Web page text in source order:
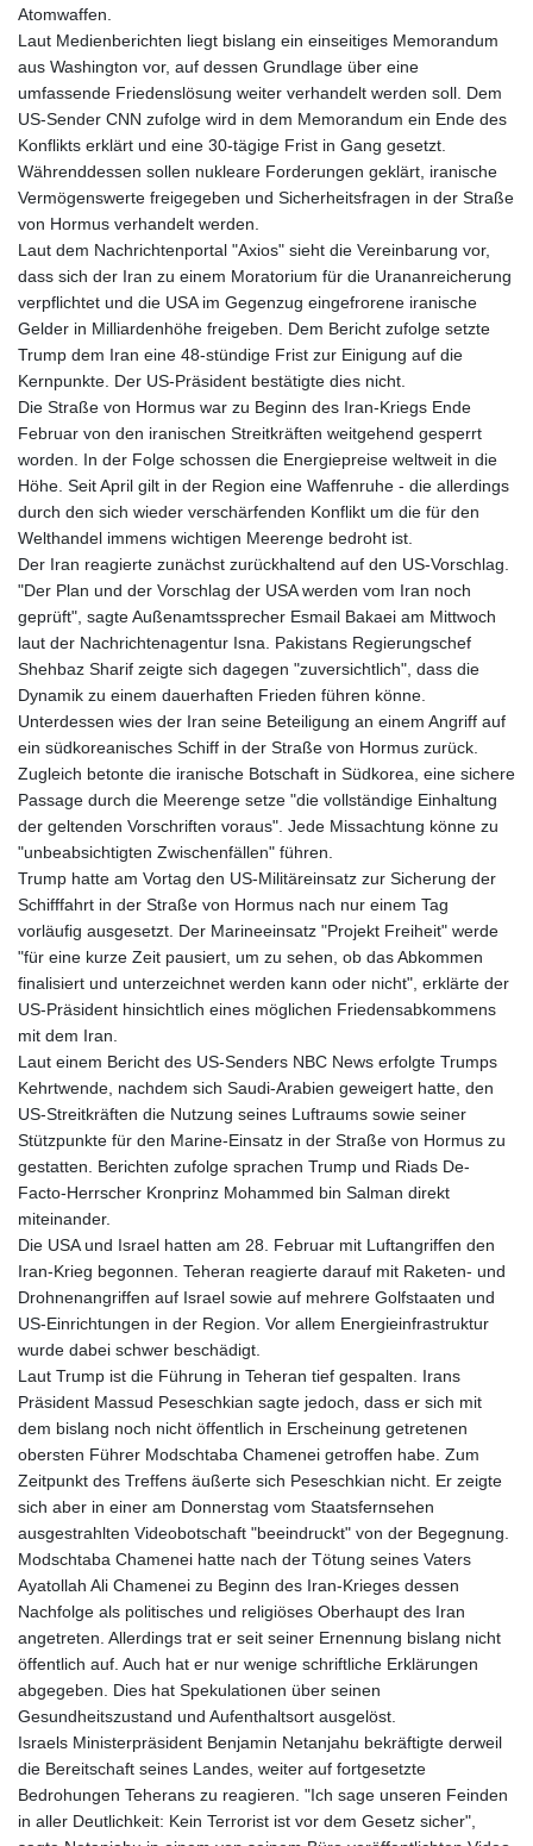
ILS 3.463666
IMP 0.857346
INR 109.83378
IQD 1510.89449
IRR
1585920.982023
ISK 142.572116
JMD 183.168441
JOD 0.817863
JPY 182.641857
KES 149.279328
KGS 100.875887
KHR
4684.773512
KMF 492.554315
KRW 1633.35962
KWD 0.3563
KYD 0.961169
KZT 540.560026
LAK
26041.078389
LBP
103284.103894
LKR 386.869037
LRD 208.186862
LSL 18.737893
LTL 3.406053
LVL 0.697755
LYD 7.336566
MAD 10.74989
MDL 20.056874
MGA
4921.849865
MKD 61.568318
MMK
2421.882171
MNT
MOP 9.32038
MRU 46.367858
MUR 54.296451
MVR 17.833845
MWK
1999.984044
MYR 4.718133
MZN 73.706953
NAD 18.737893
NGN
NIO 42.444576
NOK 10.973636
NPR 175.604157
NZD 1.964801
OMR 0.443526
PAB 1.153368
PEN 3.906131
PGK 5.097172
PHP 70.205705
PKR 320.207872
PLN 4.297507
PYG
6858.268371
QAR 4.216324
RON 5.25165
RSD 117.335195
RUB 94.993023
RWF 1696.00408
Atomwaffen.
Laut Medienberichten liegt bislang ein einseitiges Memorandum
aus Washington vor, auf dessen Grundlage über eine
umfassende Friedenslösung weiter verhandelt werden soll. Dem
US-Sender CNN zufolge wird in dem Memorandum ein Ende des
Konflikts erklärt und eine 30-tägige Frist in Gang gesetzt.
Währenddessen sollen nukleare Forderungen geklärt, iranische
Vermögenswerte freigegeben und Sicherheitsfragen in der Straße
von Hormus verhandelt werden.
Laut dem Nachrichtenportal "Axios" sieht die Vereinbarung vor,
dass sich der Iran zu einem Moratorium für die Urananreicherung
verpflichtet und die USA im Gegenzug eingefrorene iranische
Gelder in Milliardenhöhe freigeben. Dem Bericht zufolge setzte
Trump dem Iran eine 48-stündige Frist zur Einigung auf die
Kernpunkte. Der US-Präsident bestätigte dies nicht.
Die Straße von Hormus war zu Beginn des Iran-Kriegs Ende
Februar von den iranischen Streitkräften weitgehend gesperrt
worden. In der Folge schossen die Energiepreise weltweit in die
Höhe. Seit April gilt in der Region eine Waffenruhe - die allerdings
durch den sich wieder verschärfenden Konflikt um die für den
Welthandel immens wichtigen Meerenge bedroht ist.
Der Iran reagierte zunächst zurückhaltend auf den US-Vorschlag.
"Der Plan und der Vorschlag der USA werden vom Iran noch
geprüft", sagte Außenamtssprecher Esmail Bakaei am Mittwoch
laut der Nachrichtenagentur Isna. Pakistans Regierungschef
Shehbaz Sharif zeigte sich dagegen "zuversichtlich", dass die
Dynamik zu einem dauerhaften Frieden führen könne.
Unterdessen wies der Iran seine Beteiligung an einem Angriff auf
ein südkoreanisches Schiff in der Straße von Hormus zurück.
Zugleich betonte die iranische Botschaft in Südkorea, eine sichere
Passage durch die Meerenge setze "die vollständige Einhaltung
der geltenden Vorschriften voraus". Jede Missachtung könne zu
"unbeabsichtigten Zwischenfällen" führen.
Trump hatte am Vortag den US-Militäreinsatz zur Sicherung der
Schifffahrt in der Straße von Hormus nach nur einem Tag
vorläufig ausgesetzt. Der Marineeinsatz "Projekt Freiheit" werde
"für eine kurze Zeit pausiert, um zu sehen, ob das Abkommen
finalisiert und unterzeichnet werden kann oder nicht", erklärte der
US-Präsident hinsichtlich eines möglichen Friedensabkommens
mit dem Iran.
Laut einem Bericht des US-Senders NBC News erfolgte Trumps
Kehrtwende, nachdem sich Saudi-Arabien geweigert hatte, den
US-Streitkräften die Nutzung seines Luftraums sowie seiner
Stützpunkte für den Marine-Einsatz in der Straße von Hormus zu
gestatten. Berichten zufolge sprachen Trump und Riads De-
Facto-Herrscher Kronprinz Mohammed bin Salman direkt
miteinander.
Die USA und Israel hatten am 28. Februar mit Luftangriffen den
Iran-Krieg begonnen. Teheran reagierte darauf mit Raketen- und
Drohnenangriffen auf Israel sowie auf mehrere Golfstaaten und
US-Einrichtungen in der Region. Vor allem Energieinfrastruktur
wurde dabei schwer beschädigt.
Laut Trump ist die Führung in Teheran tief gespalten. Irans
Präsident Massud Peseschkian sagte jedoch, dass er sich mit
dem bislang noch nicht öffentlich in Erscheinung getretenen
obersten Führer Modschtaba Chamenei getroffen habe. Zum
Zeitpunkt des Treffens äußerte sich Peseschkian nicht. Er zeigte
sich aber in einer am Donnerstag vom Staatsfernsehen
ausgestrahlten Videobotschaft "beeindruckt" von der Begegnung.
Modschtaba Chamenei hatte nach der Tötung seines Vaters
Ayatollah Ali Chamenei zu Beginn des Iran-Krieges dessen
Nachfolge als politisches und religiöses Oberhaupt des Iran
angetreten. Allerdings trat er seit seiner Ernennung bislang nicht
öffentlich auf. Auch hat er nur wenige schriftliche Erklärungen
abgegeben. Dies hat Spekulationen über seinen
Gesundheitszustand und Aufenthaltsort ausgelöst.
Israels Ministerpräsident Benjamin Netanjahu bekräftigte derweil
die Bereitschaft seines Landes, weiter auf fortgesetzte
Bedrohungen Teherans zu reagieren. "Ich sage unseren Feinden
in aller Deutlichkeit: Kein Terrorist ist vor dem Gesetz sicher",